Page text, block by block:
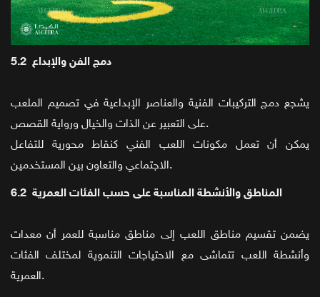
5.2 دمج الفن والإبداع
يشجع دمج التركيبات الفنية والعناصر الإبداعية في تصميم الملعب
على التعبير عن الذات والخيال ورواية القصص.
يمكن أن تعمل مكونات اللعب الفني كنقاط محورية للتفاعل
الاجتماعي والتعاون بين المستخدمين.
6.2 المناطق والأنشطة المناسبة على حسب الفئات العمرية
يضمن تقسيم مناطق اللعب إلى مناطق مناسبة للعمر أن معدات
وأنشطة اللعب تتماشى مع الاحتياجات التنموية لمختلف الفئات
العمرية.